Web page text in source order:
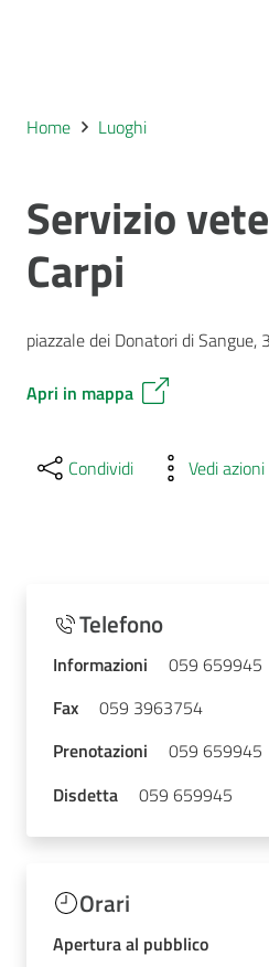
Home Luoghi
Servizio
Carpi
piazzale dei Donatori di Sangue,
Apri in mappa
Condividi Vedi azioni
Telefono
Informazioni
059 659945
Fax
059 3963754
Prenotazioni
059 659945
Disdetta
059 659945
Orari
Apertura al pubblico